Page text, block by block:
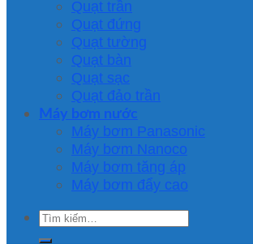
Quạt trần
Quạt đứng
Quạt tường
Quạt bàn
Quạt sạc
Quạt đảo trần
Máy bơm nước
Máy bơm Panasonic
Máy bơm Nanoco
Máy bơm tăng áp
Máy bơm đẩy cao
Tìm
kiếm: